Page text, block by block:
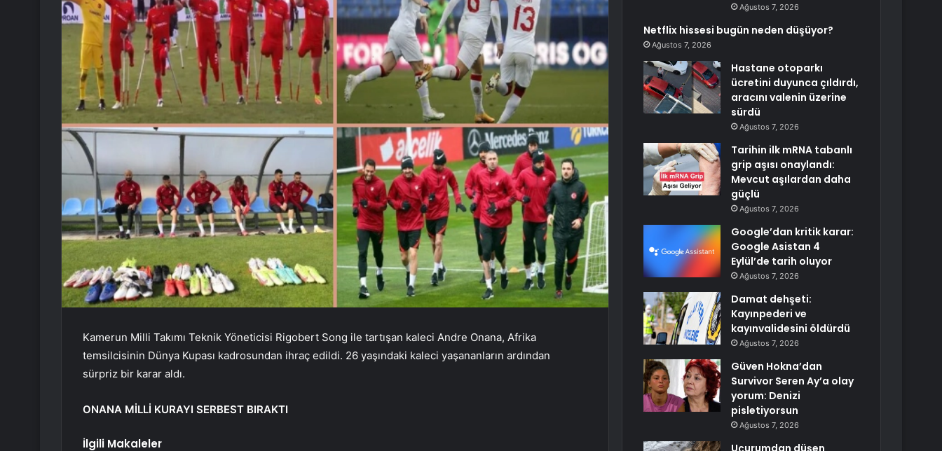
Kamerun Milli Takımı Teknik Yöneticisi Rigobert Song ile tartışan kaleci Andre Onana, Afrika
temsilcisinin Dünya Kupası kadrosundan ihraç edildi. 26 yaşındaki kaleci yaşananların ardından
sürpriz bir karar aldı.
ONANA MİLLİ KURAYI SERBEST BIRAKTI
İlgili Makaleler
Ağustos 7, 2026
Netflix hissesi bugün neden düşüyor?
Ağustos 7, 2026
Hastane otoparkı
ücretini duyunca çıldırdı,
aracını valenin üzerine
sürdü
Ağustos 7, 2026
Tarihin ilk mRNA tabanlı
grip aşısı onaylandı:
Mevcut aşılardan daha
güçlü
Ağustos 7, 2026
Google’dan kritik karar:
Google Asistan 4
Eylül’de tarih oluyor
Ağustos 7, 2026
Damat dehşeti:
Kayınpederi ve
kayınvalidesini öldürdü
Ağustos 7, 2026
Güven Hokna’dan
Survivor Seren Ay’a olay
yorum: Denizi
pisletiyorsun
Ağustos 7, 2026
Uçurumdan düşen